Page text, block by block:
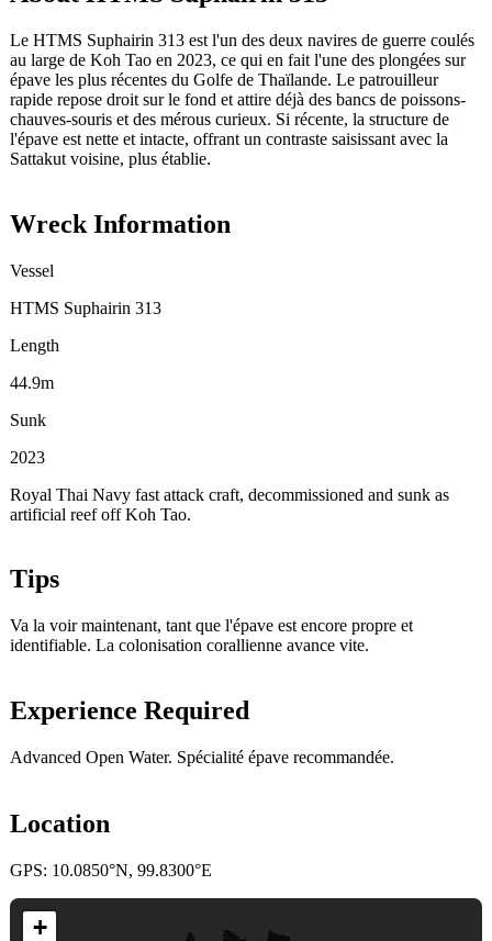
Le HTMS Suphairin 313 est l'un des deux navires de guerre coulés
au large de Koh Tao en 2023, ce qui en fait l'une des plongées sur
épave les plus récentes du Golfe de Thaïlande. Le patrouilleur
rapide repose droit sur le fond et attire déjà des bancs de poissons-
chauves-souris et des mérous curieux. Si récente, la structure de
l'épave est nette et intacte, offrant un contraste saisissant avec la
Sattakut voisine, plus établie.
Wreck Information
Vessel
HTMS Suphairin 313
Length
44.9m
Sunk
2023
Royal Thai Navy fast attack craft, decommissioned and sunk as
artificial reef off Koh Tao.
Tips
Va la voir maintenant, tant que l'épave est encore propre et
identifiable. La colonisation corallienne avance vite.
Experience Required
Advanced Open Water. Spécialité épave recommandée.
Location
GPS: 10.0850°N, 99.8300°E
+